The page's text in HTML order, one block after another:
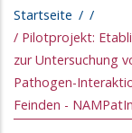
Startseite
Pilotprojekt:
zur Untersuchung
Pathogen-
Feinden - NAMPatIn